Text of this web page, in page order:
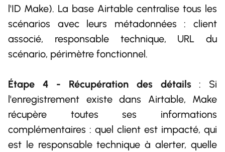
l'ID Make). La base Airtable centralise tous les
scénarios avec leurs métadonnées : client
associé, responsable technique, URL du
scénario, périmètre fonctionnel.
Étape 4 - Récupération des détails: Si
l'enregistrement existe dans Airtable, Make
récupère toutes ses informations
complémentaires : quel client est impacté, qui
est le responsable technique à alerter, quelle